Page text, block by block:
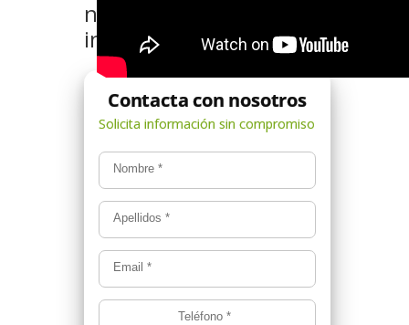
nosotros si quieres más
información
Nombre *
Apellidos *
Email *
Teléfono *